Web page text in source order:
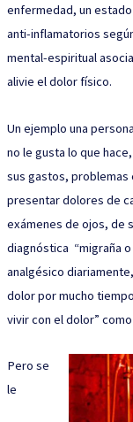
enfermedad, un
anti-inflamatorios
mental-espiritual
alivie el dolor físico.
Un ejemplo una
no le gusta lo que
sus gastos, problemas
presentar dolores de
exámenes de ojos, de
diagnóstica “migraña
analgésico
dolor por mucho
vivir con el dolor”
Pero se
le